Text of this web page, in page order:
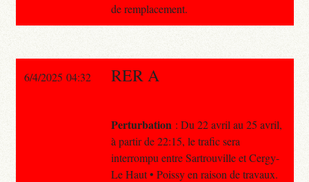
de remplacement.
6/4/2025 04:32 RER A
Perturbation : Du 22 avril au 25 avril,
à partir de 22:15, le trafic sera
interrompu entre Sartrouville et Cergy-
Le Haut • Poissy en raison de travaux.